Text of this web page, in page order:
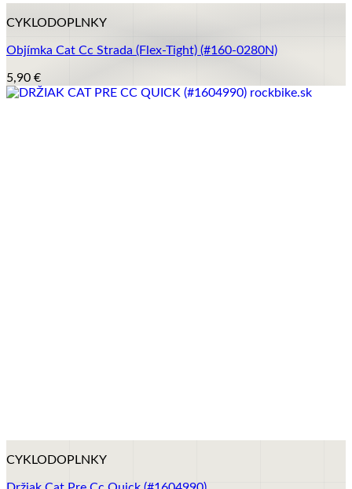
CYKLODOPLNKY
Objímka Cat Cc Strada (Flex-Tight) (#160-0280N)
5,90 €
CYKLODOPLNKY